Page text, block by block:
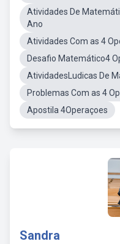
Atividades De
Ano
Atividades Com as 4
Desafio Matemático4
AtividadesLudicas De
Problemas Com as 4
Apostila 4Operaçoes
Sandra